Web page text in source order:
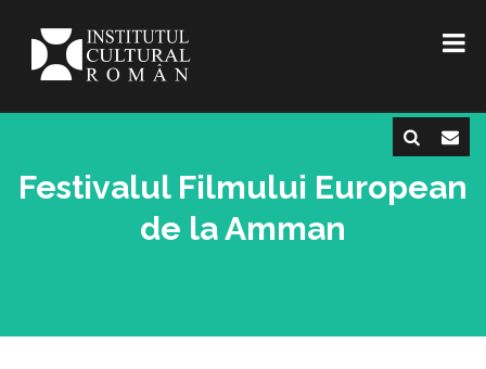
Festivalul Filmului European
de la Amman